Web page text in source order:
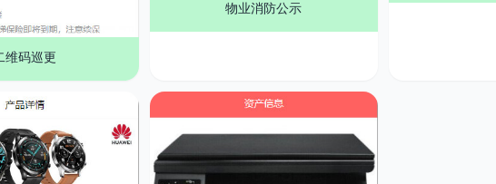
维码巡更
物业消防公示